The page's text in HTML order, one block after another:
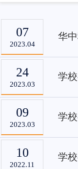
07
2023.04
华
24
2023.03
学
09
2023.03
学
10
2022.11
学